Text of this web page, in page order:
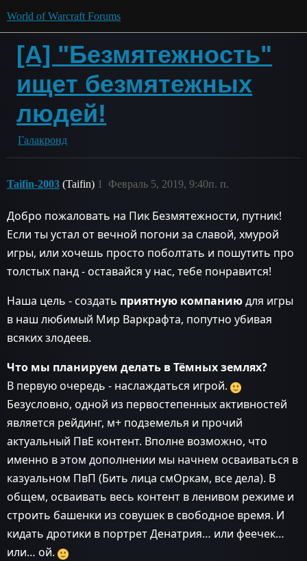
World of Warcraft Forums
[А] "Безмятежность"
ищет безмятежных
людей!
Галакронд
Taifin-2003 (Taifin) Февраль 5, 2019, 9:40п. п.
1
Добро пожаловать на Пик Безмятежности, путник!
Если ты устал от вечной погони за славой, хмурой
игры, или хочешь просто поболтать и пошутить про
толстых панд - оставайся у нас, тебе понравится!
Наша цель - создать приятную компаниюдля игры
в наш любимый Мир Варкрафта, попутно убивая
всяких злодеев.
Что мы планируем делать в Тёмных землях?
В первую очередь - наслаждаться игрой.
Безусловно, одной из первостепенных активностей
является рейдинг, м+ подземелья и прочий
актуальный ПвЕ контент. Вполне возможно, что
именно в этом дополнении мы начнем осваиваться в
казуальном ПвП (Бить лица смОркам, все дела). В
общем, осваивать весь контент в ленивом режиме и
строить башенки из совушек в свободное время. И
кидать дротики в портрет Денатрия… или феечек…
или… ой.